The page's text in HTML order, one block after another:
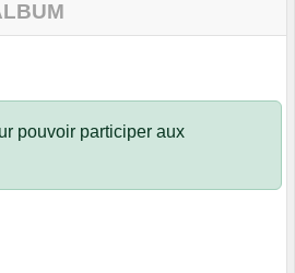
pouvoir participer aux